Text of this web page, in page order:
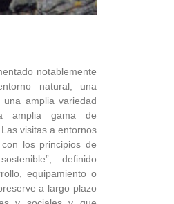
notablemente
natural, una
amplia variedad
amplia gama de
visitas a entornos
los principios de
definido
equipamiento o
a largo plazo